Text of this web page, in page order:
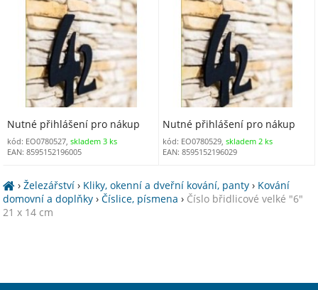
Nutné přihlášení pro nákup
kód: EO0780527, skladem 3 ks
EAN: 8595152196005
Nutné přihlášení pro nákup
kód: EO0780529,skladem 2 ks
EAN: 8595152196029
›Železářství › Kliky, okenní a dveřní kování, panty › Kování
domovní a doplňky ›Číslice, písmena › Číslo břidlicové velké "6"
21 x 14 cm